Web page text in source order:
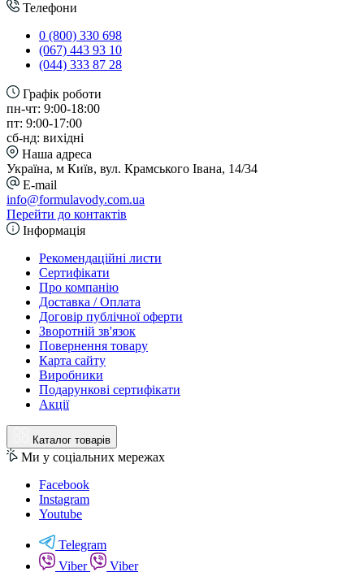
Телефони
0 (800) 330 698
(067) 443 93 10
(044) 333 87 28
Графік роботи
пн-чт: 9:00-18:00
пт: 9:00-17:00
сб-нд: вихідні
Наша адреса
Україна, м Київ, вул. Крамського Івана, 14/34
E-mail
info@formulavody.com.ua
Перейти до контактів
Інформація
Рекомендаційні листи
Сертифікати
Про компанію
Доставка / Оплата
Договір публічної оферти
Зворотній зв'язок
Повернення товару
Карта сайту
Виробники
Подарункові сертифікати
Акції
Каталог товарів
Ми у соціальних мережах
Facebook
Instagram
Youtube
Telegram
Viber
Viber